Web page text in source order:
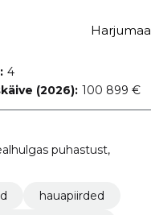
Harjumaa
4
(2026): 100 899 €
puhastust,
hauapiirded